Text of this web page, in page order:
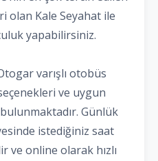
olan Kale Seyahat ile
yapabilirsiniz.
varışlı otobüs
ve uygun
Günlük
istediğiniz saat
ve online olarak hızlı